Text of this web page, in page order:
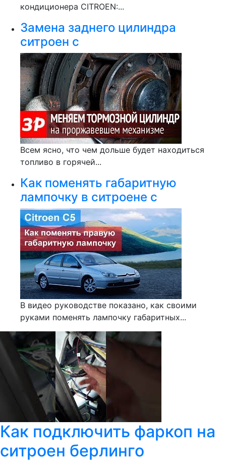
кондиционера CITROEN:...
Замена заднего цилиндра
ситроен с
Всем ясно, что чем дольше будет находиться
топливо в горячей...
Как поменять габаритную
лампочку в ситроене с
В видео руководстве показано, как своими
руками поменять лампочку габаритных...
Как подключить фаркоп на
ситроен берлинго